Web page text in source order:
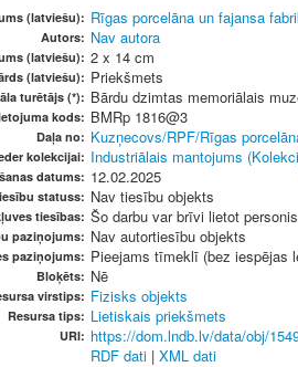
(latviešu): Rīgas porcelāna un fajansa
Autors: Nav autora
(latviešu): 2 x 14 cm
(latviešu): Priekšmets
turētājs (*): Bārdu dzimtas memoriālais
kods: BMRp 1816@3
Daļa no: Kuzņecovs/RPF/Rīgas
kolekcijai: Industriālais mantojums
datums: 12.02.2025
statuss: Nav tiesību objekts
tiesības: Šo darbu var brīvi lietot
paziņojums: Nav autortiesību objekts
paziņojums: Pieejams tīmeklī (bez iespējas
Bloķēts: Nē
virstips: Fizisks objekts
Resursa tips: Lietiskais priekšmets
URI: https://dom.lndb.lv/data/obj/
RDF dati | XML dati